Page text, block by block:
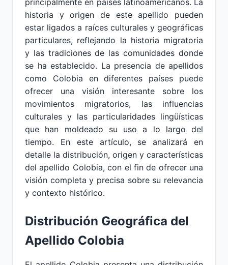
principalmente en países latinoamericanos. La
historia y origen de este apellido pueden
estar ligados a raíces culturales y geográficas
particulares, reflejando la historia migratoria
y las tradiciones de las comunidades donde
se ha establecido. La presencia de apellidos
como Colobia en diferentes países puede
ofrecer una visión interesante sobre los
movimientos migratorios, las influencias
culturales y las particularidades lingüísticas
que han moldeado su uso a lo largo del
tiempo. En este artículo, se analizará en
detalle la distribución, origen y características
del apellido Colobia, con el fin de ofrecer una
visión completa y precisa sobre su relevancia
y contexto histórico.
Distribución Geográfica del
Apellido Colobia